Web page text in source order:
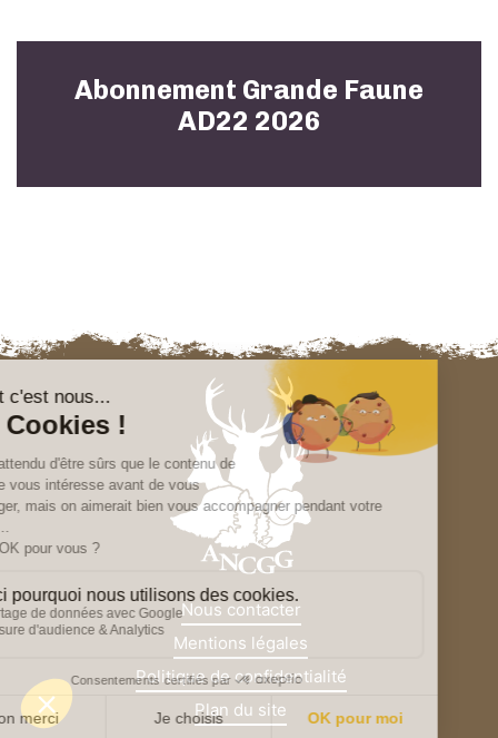
Abonnement Grande Faune
AD22 2026
Nous contacter
Mentions légales
Politique de confidentialité
Plan du site